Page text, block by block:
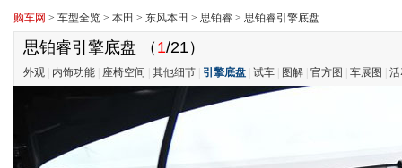
购车网 > 车型全览 > 本田 > 东风本田 > 思铂睿 > 思铂睿引擎底盘
思铂睿引擎底盘 （ 1/21）
外观 内饰功能 座椅空间 其他细节 引擎底盘 试车 图解 官方图 车展图